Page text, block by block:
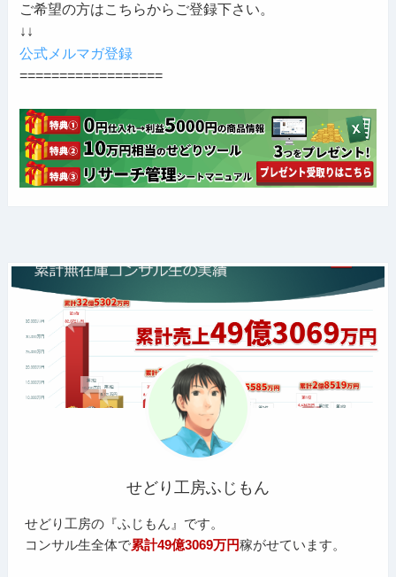
ご希望の方はこちらからご登録下さい。
↓↓
公式メルマガ登録
==================
せどり工房ふじもん
せどり工房の『ふじもん』です。
コンサル生全体で累計49億3069万円稼がせています。